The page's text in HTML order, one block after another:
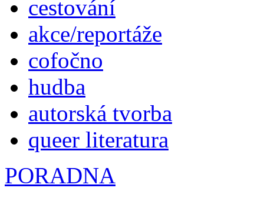
cestování
akce/reportáže
cofočno
hudba
autorská tvorba
queer literatura
PORADNA